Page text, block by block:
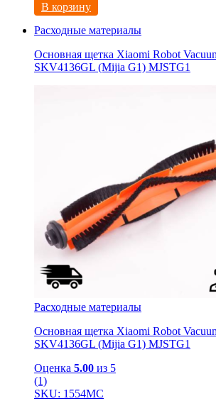
В корзину
Расходные материалы
Основная щетка Xiaomi Robot
SKV4136GL (Mijia G1) MJSTG1
Расходные материалы
Основная щетка Xiaomi Robot
SKV4136GL (Mijia G1) MJSTG1
Оценка 5.00 из 5
(1)
SKU: 1554МС